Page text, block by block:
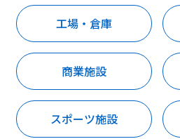
工場・倉庫
商業施設
スポーツ施設